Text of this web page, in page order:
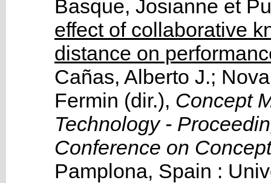
Basque, Josianne et
effect of collaborative
distance on
Cañas, Alberto J.;
Fermin (dir.), Concept
Technology -
Conference on
Pamplona, Spain :